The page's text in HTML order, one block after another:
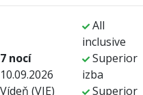
7 nocí
10.09.2026
Vídeň (VIE)
All
inclusive
Superior
izba
Superior